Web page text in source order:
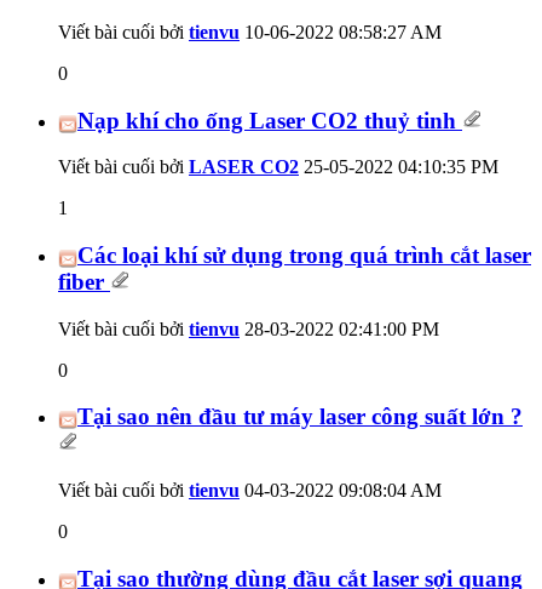
Viết bài cuối bởi tienvu 10-06-2022 08:58:27 AM
0
Nạp khí cho ống Laser CO2 thuỷ tinh
Viết bài cuối bởi LASER CO2 25-05-2022 04:10:35 PM
1
Các loại khí sử dụng trong quá trình cắt laser
fiber
Viết bài cuối bởi tienvu 28-03-2022 02:41:00 PM
0
Tại sao nên đầu tư máy laser công suất lớn ?
Viết bài cuối bởi tienvu 04-03-2022 09:08:04 AM
0
Tại sao thường dùng đầu cắt laser sợi quang